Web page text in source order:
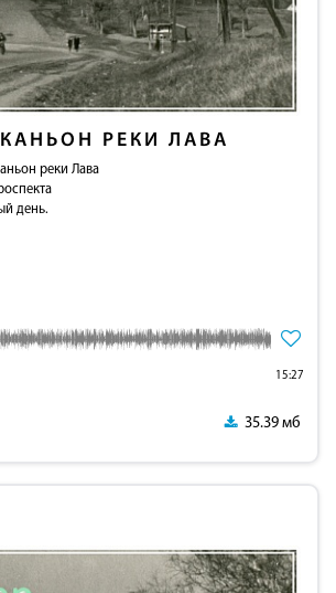
КАНЬОН РЕКИ ЛАВА
реки Лава
день.
15:27
35.39 мб